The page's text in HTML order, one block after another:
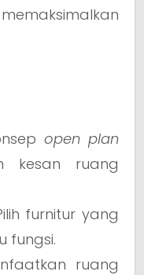
open plan
kesan ruang
furnitur yang
fungsi.
ruang